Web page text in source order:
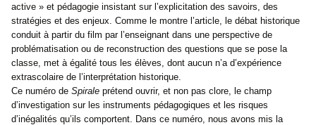
active » et pédagogie insistant sur l’explicitation des savoirs, des
stratégies et des enjeux. Comme le montre l’article, le débat historique
conduit à partir du film par l’enseignant dans une perspective de
problématisation ou de reconstruction des questions que se pose la
classe, met à égalité tous les élèves, dont aucun n’a d’expérience
extrascolaire de l’interprétation historique.
Ce numéro de Spirale prétend ouvrir, et non pas clore, le champ
d’investigation sur les instruments pédagogiques et les risques
d’inégalités qu’ils comportent. Dans ce numéro, nous avons mis la